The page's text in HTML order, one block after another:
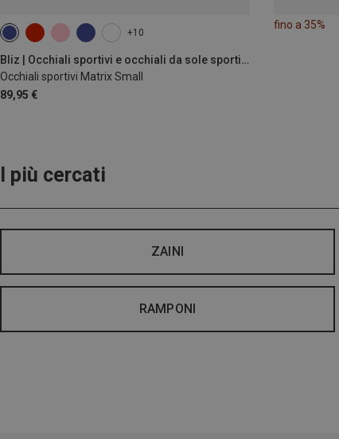
+10
Bliz | Occhiali sportivi e occhiali da sole sportivi
Occhiali sportivi Matrix Small
89,95 €
fino a 35%
I più cercati
ZAINI
RAMPONI